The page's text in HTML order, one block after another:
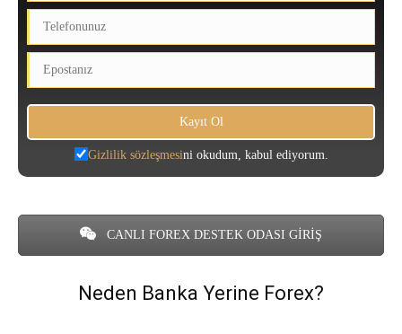
Gizlilik sözleşmesini okudum, kabul ediyorum.
CANLI FOREX DESTEK ODASI GİRİŞ
Neden Banka Yerine Forex?